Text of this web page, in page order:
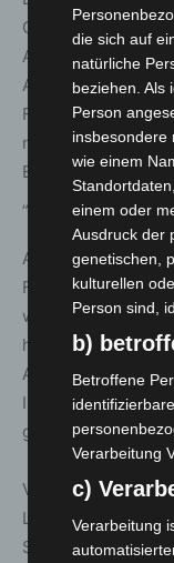
Gesellschaft
Aufgabe gemacht
Feuerwehrleute
nachhaltig zu
Erkenntnis, dass
„Feuer aus“ ende.
An die Entscheider
Feuerwehren
wir im Einsatz die
holen, sind es
Ausstattung
INTERSCHUTZ
geben.“
Vertreten sind
Lösungen zur
Schutzkleidung
die sich auf
natürliche
beziehen. Als
Person
insbesondere
wie einem
einem oder
Ausdruck der
genetischen,
kulturellen
Person sind,
b)
Betroffene
Verarbeitung
c)
Verarbeitung